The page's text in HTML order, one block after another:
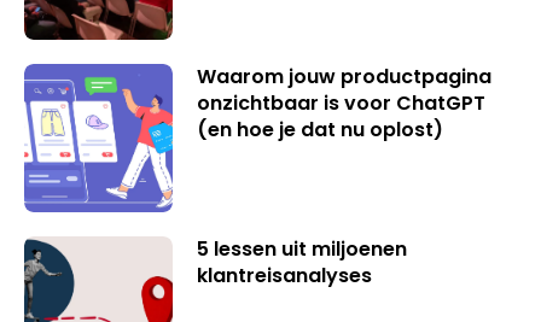
Waarom jouw productpagina
onzichtbaar is voor ChatGPT
(en hoe je dat nu oplost)
5 lessen uit miljoenen
klantreisanalyses